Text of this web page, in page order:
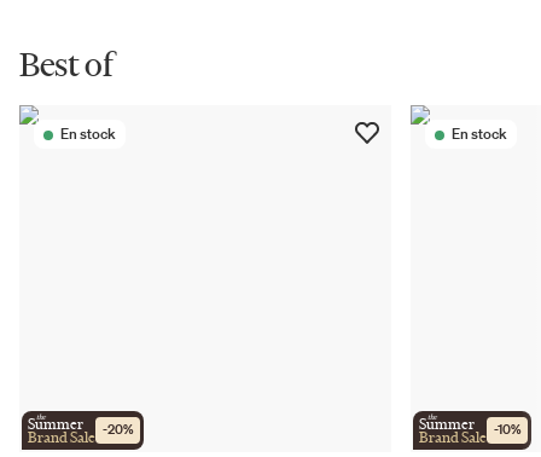
Best of
En stock
the
Summer
Brand Sale -20%
En stock
the
Summer
Brand Sale -10%